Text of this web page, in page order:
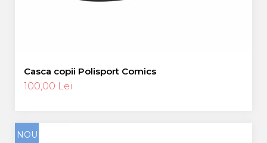
Casca copii Polisport Comics
100,00 Lei
NOU